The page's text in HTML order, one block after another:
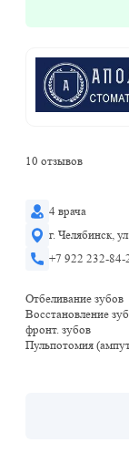
10 отзывов
4 врача
г. Челябинск,
+7 922 232-84-
Отбеливание зубов
Восстановление
фронт. зубов
Пульпотомия